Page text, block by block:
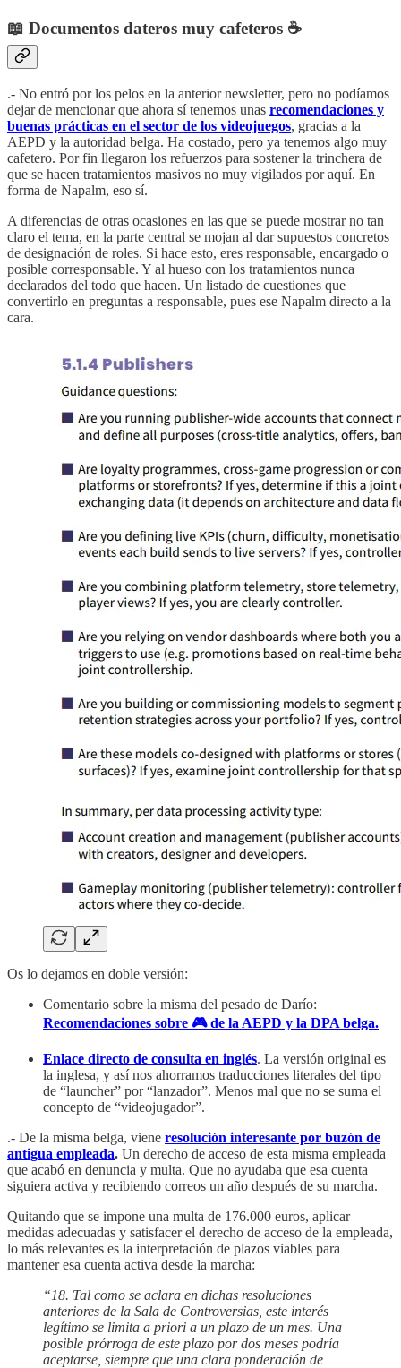
📖 Documentos dateros muy cafeteros ☕️
.- No entró por los pelos en la anterior newsletter, pero no podíamos
dejar de mencionar que ahora sí tenemos unas recomendaciones y
buenas prácticas en el sector de los videojuegos, gracias a la
AEPD y la autoridad belga. Ha costado, pero ya tenemos algo muy
cafetero. Por fin llegaron los refuerzos para sostener la trinchera de
que se hacen tratamientos masivos no muy vigilados por aquí. En
forma de Napalm, eso sí.
A diferencias de otras ocasiones en las que se puede mostrar no tan
claro el tema, en la parte central se mojan al dar supuestos concretos
de designación de roles. Si hace esto, eres responsable, encargado o
posible corresponsable. Y al hueso con los tratamientos nunca
declarados del todo que hacen. Un listado de cuestiones que
convertirlo en preguntas a responsable, pues ese Napalm directo a la
cara.
Os lo dejamos en doble versión:
Comentario sobre la misma del pesado de Darío:
Recomendaciones sobre 🎮de la AEPD y la DPA belga.
Enlace directo de consulta en inglés. La versión original es
la inglesa, y así nos ahorramos traducciones literales del tipo
de “launcher” por “lanzador”. Menos mal que no se suma el
concepto de “videojugador”.
.- De la misma belga, viene resolución interesante por buzón de
antigua empleada. Un derecho de acceso de esta misma empleada
que acabó en denuncia y multa. Que no ayudaba que esa cuenta
siguiera activa y recibiendo correos un año después de su marcha.
Quitando que se impone una multa de 176.000 euros, aplicar
medidas adecuadas y satisfacer el derecho de acceso de la empleada,
lo más relevantes es la interpretación de plazos viables para
mantener esa cuenta activa desde la marcha:
“18. Tal como se aclara en dichas resoluciones
anteriores de la Sala de Controversias, este interés
legítimo se limita a priori a un plazo de un mes. Una
posible prórroga de este plazo por dos meses podría
aceptarse, siempre que una clara ponderación de